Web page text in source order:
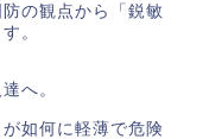
の観点から「鋭敏
。
へ。
如何に軽薄で危険